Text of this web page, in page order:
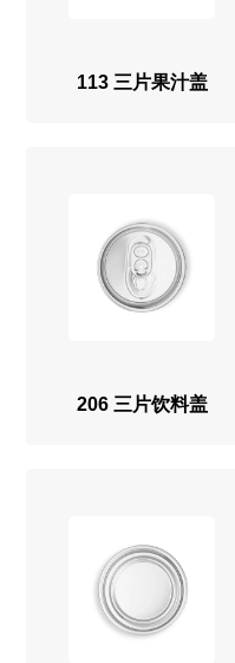
113 三片果汁盖
206 三片饮料盖